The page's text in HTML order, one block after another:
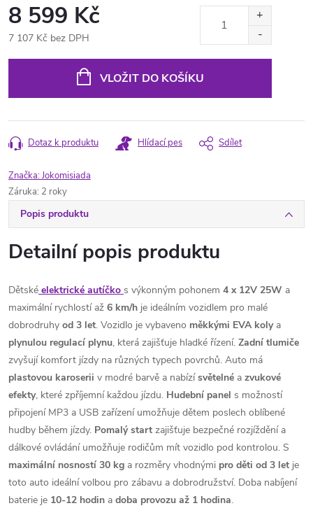
8 599 Kč
7 107 Kč bez DPH
VLOŽIT DO KOŠÍKU
Dotaz k produktu Hlídací pes Sdílet
Značka:Jokomisiada
Záruka: 2 roky
Popis produktu
Detailní popis produktu
Dětské elektrické autíčko s výkonným pohonem 4 x 12V 25W a
maximální rychlostí až 6 km/h je ideálním vozidlem pro malé
dobrodruhy od 3 let. Vozidlo je vybaveno měkkými EVA kolya
plynulou regulací plynu, která zajišťuje hladké řízení. Zadní tlumiče
zvyšují komfort jízdy na různých typech povrchů. Auto má
plastovou karoserii v modré barvě a nabízísvětelné a zvukové
efekty, které zpříjemní každou jízdu. Hudební panel s možností
připojení MP3 a USB zařízení umožňuje dětem poslech oblíbené
hudby během jízdy. Pomalý start zajišťuje bezpečné rozjíždění a
dálkové ovládání umožňuje rodičům mít vozidlo pod kontrolou. S
maximální nosností 30 kg a rozměry vhodnými pro děti od 3 let je
toto auto ideální volbou pro zábavu a dobrodružství. Doba nabíjení
baterie je 10-12 hodin a doba provozu až 1 hodina.